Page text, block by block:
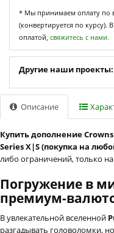
* Мы принимаем оплату по
(конвертируется по курсу).
оплатой, свяжитесь с нами.
Другие наши проекты:
Описание
Купить дополнение
Series X|S (покупка на
либо ограничений, только
Погружение в
премиум-
В увлекательной вселенной
разгадывать головоломки,